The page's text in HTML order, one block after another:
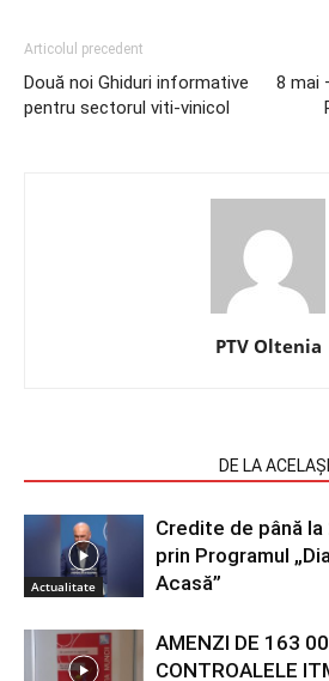
Articolul precedent
Două noi Ghiduri informative
pentru sectorul viti-vinicol
8 mai
PTV Oltenia
DE LA
Actualitate
Credite de până
prin Programul
Acasă”
AMENZI DE 163
CONTROALELE